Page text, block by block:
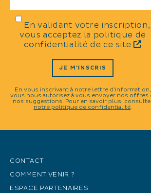
En validant votre inscription,
vous acceptez la politique de
confidentialité de ce site
JE M'INSCRIS
En vous inscrivant à notre lettre d'information,
vous nous autorisez à vous envoyer nos offres
nos suggestions. Pour en savoir plus,
notre politique de confidentialité.
CONTACT
COMMENT VENIR ?
ESPACE PARTENAIRES